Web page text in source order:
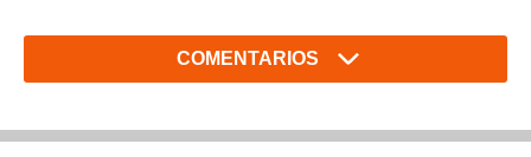
COMENTARIOS